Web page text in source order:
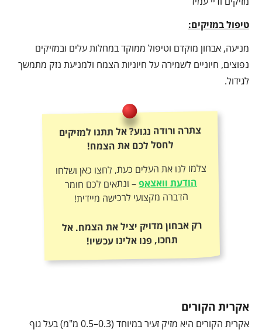
טיפול במזיקים:
מניעה, אבחון מוקדם וטיפול ממוקד במחלות עלים ובמזיקים
נפוצים, חיוניים לשמירה על חיוניות הצמח ולמניעת נזק מתמשך
לגידול.
צתרה ורודה נגוע? אל תתנו למזיקים
לחסל לכם את הצמח!
צלמו לנו את העלים כעת, לחצו כאן ושלחו
הודעת וואצאפ– ונתאים לכם חומר
הדברה מקצועי לרכישה מיידית!
רק אבחון מדויק יציל את הצמח. אל
תחכו, פנו אלינו עכשיו!
אקרית הקורים
אקרית הקורים היא מזיק זעיר במיוחד (0.3–0.5 מ"מ) בעל גוף